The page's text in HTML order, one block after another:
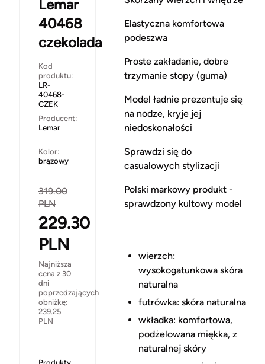
Lemar
40468
czekolada
Kod
produktu:
LR-
40468-
CZEK
Producent:
Lemar
Kolor:
brązowy
319.00
PLN
229.30
PLN
Najniższa
cena z 30
dni
poprzedzających
obniżkę:
239.25
PLN
Elastyczna komfortowa
podeszwa
Proste zakładanie, dobre
trzymanie stopy (guma)
Model ładnie prezentuje się
na nodze, kryje jej
niedoskonałości
Sprawdzi się do
casualowych stylizacji
Polski markowy produkt -
sprawdzony kultowy model
wierzch:
wysokogatunkowa skóra
naturalna
futrówka: skóra naturalna
wkładka: komfortowa,
podżelowana miękka, z
naturalnej skóry